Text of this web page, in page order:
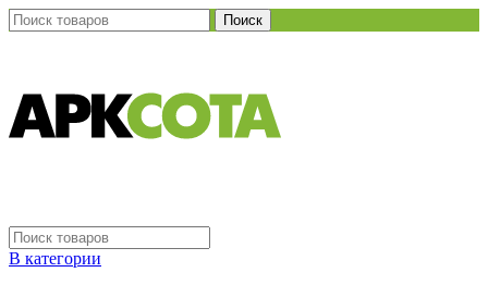
Поиск
В категории